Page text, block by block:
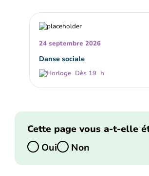
24 septembre 2026
Danse sociale
Dès 19 h
Cette page vous a-t-elle
Oui
Non